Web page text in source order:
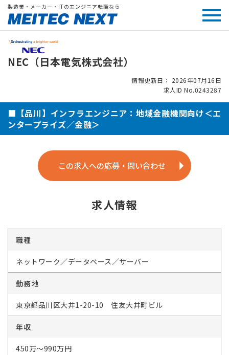
製造業・メーカー・ITのエンジニア転職なら
NEC（日本電気株式会社）
情報更新日： 2026年07月16日
求人ID No.0243287
■【品川】インフラエンジニア：地域金融機関向け＜エ
ンタープライズ／金融＞
この求人への応募・問い合わせ
求人情報
職種
ネットワーク／データベース／サーバー
勤務地
東京都品川区大井1-20-10 住友大井町ビル
年収
450万～990万円